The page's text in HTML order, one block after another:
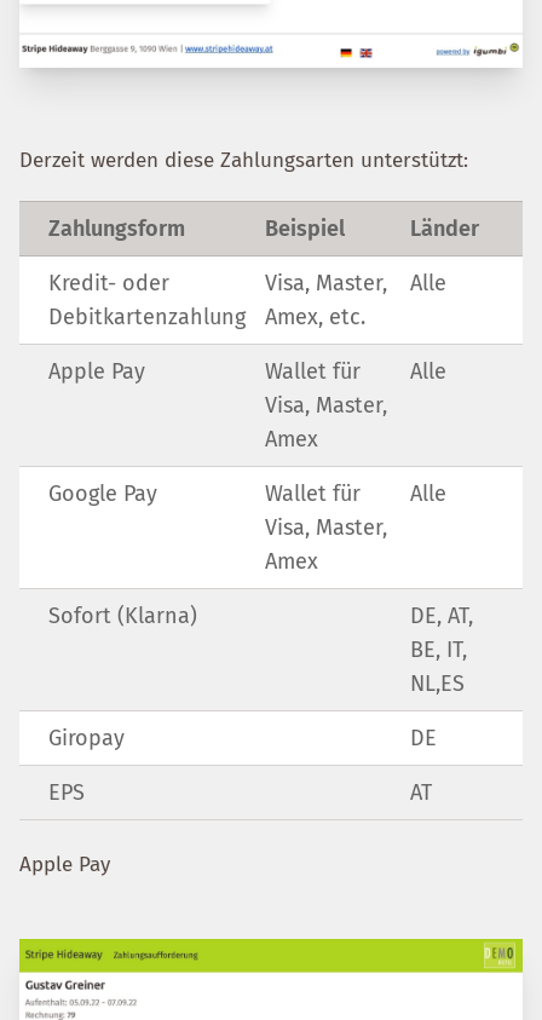
Derzeit werden diese Zahlungsarten unterstützt:
Zahlungsform Beispiel Länder
Kredit- oder
Debitkartenzahlung
Visa, Master,
Amex, etc.
Alle
Apple Pay
Wallet für
Visa, Master,
Amex
Alle
Google Pay
Wallet für
Visa, Master,
Amex
Alle
Sofort (Klarna)
DE, AT,
BE, IT,
NL,ES
Giropay DE
EPS AT
Apple Pay